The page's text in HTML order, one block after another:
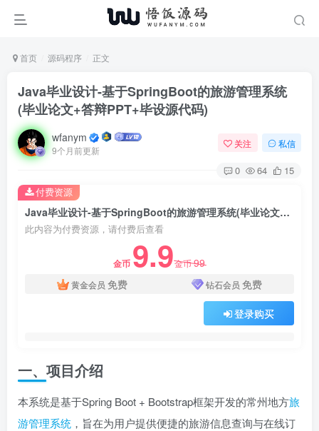
首页 源码程序 正文
Java毕业设计-基于SpringBoot的旅游管理系统
(毕业论文+答辩PPT+毕设源代码)
wfanym
9个月前更新
关注 私信
0 64 15
Java毕业设计-基于SpringBoot的旅游管理系统(毕业论文+答辩PPT+毕设源代码)
此内容为付费资源，请付费后查看
金币 9.9金币99
黄金会员 免费 钻石会员 免费
登录购买
付费资源
一、项目介绍
本系统是基于Spring Boot + Bootstrap框架开发的常州地方旅
游管理系统 ，旨在为用户提供便捷的旅游信息查询与在线订